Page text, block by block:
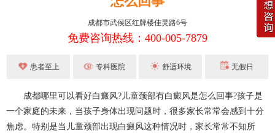
成都市武侯区红牌楼佳灵路6号
免费咨询热线：400-005-7879
患者至上 专科医院 舒适环境 无假日
成都哪里可以看好白癜风?儿童颈部有白癜风是怎么回事?孩子是
一个家庭的未来，当孩子身体出现问题时，很多家长常常会感到十分
焦虑。特别是当儿童颈部出现白癜风这种情况时，家长常常不知所